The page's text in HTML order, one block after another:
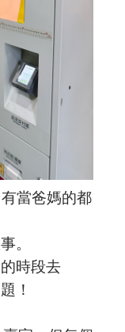
當爸媽的都
。
時段去
！